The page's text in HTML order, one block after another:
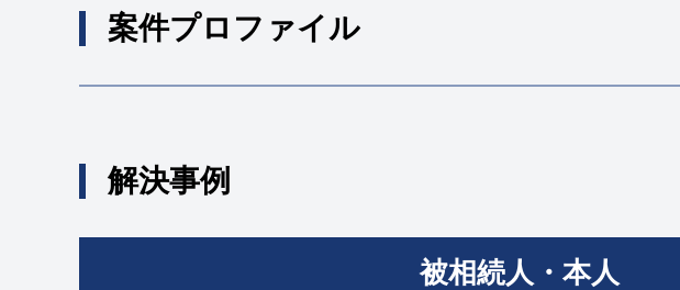
案件プロファイル
解決事例
被相続人・本人